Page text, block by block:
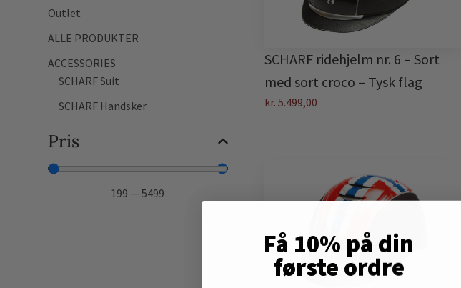
Outlet
ALLE PRODUKTER
ACCESSORIES
SCHARF Suit
SCHARF Handsker
Pris
199 —5499
SCHARF ridehjelm nr. 6 – Sort
med sort croco – Tysk flag
kr. 5.499,00
Få 10% på din
første ordre